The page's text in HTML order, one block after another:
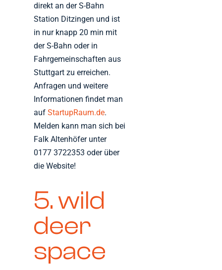
direkt an der S-Bahn
Station Ditzingen und ist
in nur knapp 20 min mit
der S-Bahn oder in
Fahrgemeinschaften aus
Stuttgart zu erreichen.
Anfragen und weitere
Informationen findet man
aufStartupRaum.de.
Melden kann man sich bei
Falk Altenhöfer unter
0177 3722353 oder über
die Website!
5. wild
deer
space